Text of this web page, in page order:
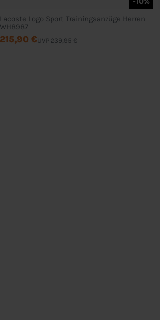
Lacoste Logo Sport Trainingsanzüge Herren
WH8987
UVP 239,95 €
215,90 €